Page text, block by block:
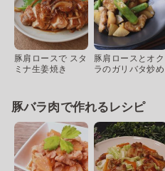
豚肩ロースで スタ
ミナ生姜焼き
豚肩ロースとオク
ラのガリバタ炒め
豚バラ肉で作れるレシピ